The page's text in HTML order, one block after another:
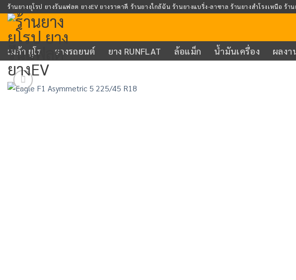
Skip
content
ร้านยางยุโรป ยางรันแฟลต ยางEV ยางราคาดี ร้านยางใกล้ฉัน ร้านยางแบริ่ง-ลาซาล ร้านยางสำโรงเหนือ
เมก้า ยูโร ยางรถยนต์ ยาง RUNFLAT ล้อแม็ก น้ำมันเครื่อง ผลงา